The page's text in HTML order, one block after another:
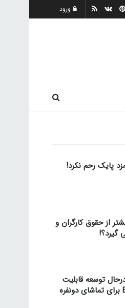
ورود
پایک رحم نکرد!
از حقوق کارگران و
گیرد؟!
توسعه قابلیت
جدید Blend برای تماشای دونفره